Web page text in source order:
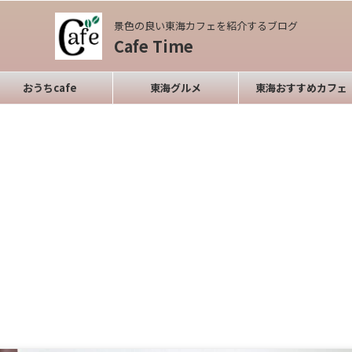
景色の良い東海カフェを紹介するブログ
Cafe Time
おうちcafe 東海グルメ 東海おすすめカフェ